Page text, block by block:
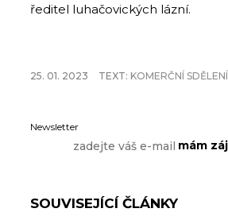
ředitel luhačovických lázní.
25. 01. 2023 TEXT: KOMERČNÍ SDĚLENÍ
Newsletter
SOUVISEJÍCÍ ČLÁNKY